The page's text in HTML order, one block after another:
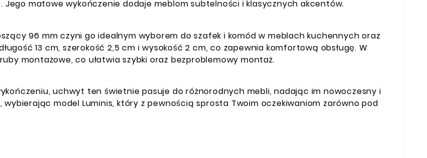
matowe wykończenie dodaje meblom subtelności i klasycznych akcentów.
96 mm czyni go idealnym wyborem do szafek i komód w meblach kuchennych oraz
13 cm, szerokość 2,5 cm i wysokość 2 cm, co zapewnia komfortową obsługę. W
montażowe, co ułatwia szybki oraz bezproblemowy montaż.
uchwyt ten świetnie pasuje do różnorodnych mebli, nadając im nowoczesny i
model Luminis, który z pewnością sprosta Twoim oczekiwaniom zarówno pod